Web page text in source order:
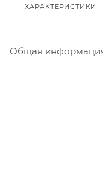
ХАРАКТЕРИСТИКИ
Общая